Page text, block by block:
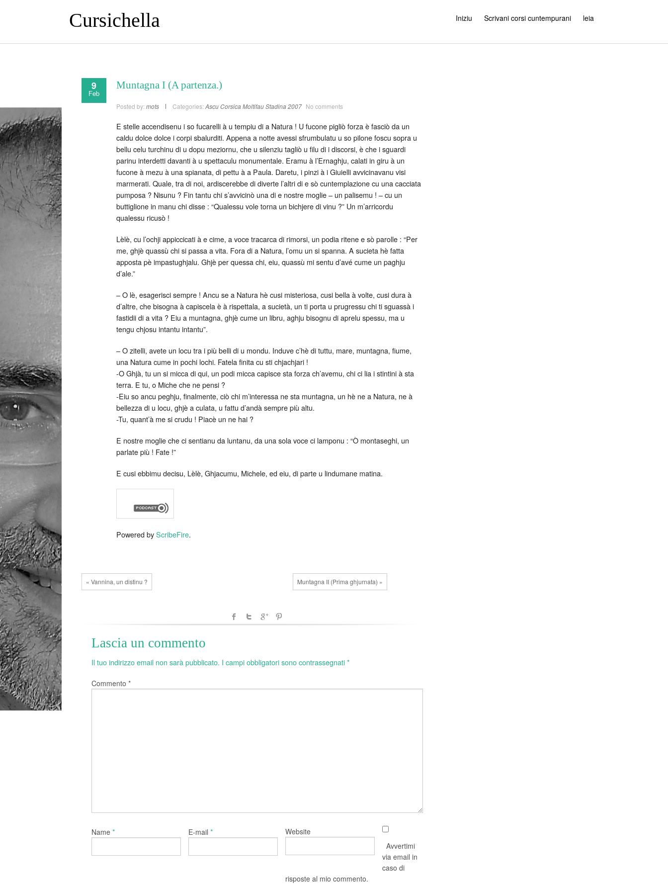
Cursichella Iniziu Scrivani corsi cuntempurani leia
9
Feb
Muntagna I (A partenza.)
Posted by: mots Categories: AscuCorsica MoltifauStadina 2007 No comments
E stelle accendisenu i so fucarelli à u tempiu di a Natura ! U fucone pigliò forza è fasciò da un
caldu dolce dolce i corpi sbalurditi. Appena a notte avessi sfrumbulatu u so pilone foscu sopra u
bellu celu turchinu di u dopu meziornu, che u silenziu tagliò u filu di i discorsi, è che i sguardi
parinu interdetti davanti à u spettaculu monumentale. Eramu à l’Ernaghju, calati in giru à un
fucone à mezu à una spianata, di pettu à a Paula. Daretu, i pinzi à i Giuielli avvicinavanu visi
marmerati. Quale, tra di noi, ardiscerebbe di diverte l’altri di e sò cuntemplazione cu una cacciata
pumposa ? Nisunu ? Fin tantu chi s’avvicinò una di e nostre moglie – un palisemu ! – cu un
buttiglione in manu chi disse : “Qualessu vole torna un bichjere di vinu ?” Un m’arricordu
qualessu ricusò !
Lèlè, cu l’ochji appiccicati à e cime, a voce tracarca di rimorsi, un podia ritene e sò parolle : “Per
me, ghjè quassù chi si passa a vita. Fora di a Natura, l’omu un si spanna. A sucieta hè fatta
apposta pè impastughjalu. Ghjè per quessa chi, eiu, quassù mi sentu d’avé cume un paghju
d’ale.”
– O lè, esagerisci sempre ! Ancu se a Natura hè cusi misteriosa, cusi bella à volte, cusi dura à
d’altre, che bisogna à capiscela è à rispettala, a sucietà, un ti porta u prugressu chi ti sguassà i
fastidii di a vita ? Eiu a muntagna, ghjè cume un libru, aghju bisognu di aprelu spessu, ma u
tengu chjosu intantu intantu”.
– O zitelli, avete un locu tra i più belli di u mondu. Induve c’hè di tuttu, mare, muntagna, fiume,
una Natura cume in pochi lochi. Fatela finita cu sti chjachjari !
-O Ghjà, tu un si micca di qui, un podi micca capisce sta forza ch’avemu, chi ci lia i stintini à sta
terra. E tu, o Miche che ne pensi ?
-Eiu so ancu peghju, finalmente, ciò chi m’interessa ne sta muntagna, un hè ne a Natura, ne à
bellezza di u locu, ghjè a culata, u fattu d’andà sempre più altu.
-Tu, quant’à me si crudu ! Piacè un ne hai ?
E nostre moglie che ci sentianu da luntanu, da una sola voce ci lamponu : “Ò montaseghi, un
parlate più ! Fate !”
E cusi ebbimu decisu, Lèlè, Ghjacumu, Michele, ed eiu, di parte u lindumane matina.
Powered byScribeFire.
« Vannina, un distinu ? Muntagna II (Prima ghjurnata) »
Lascia un commento
Il tuo indirizzo email non sarà pubblicato. I campi obbligatori sono contrassegnati*
Commento *
Name * E-mail *
Website
Avvertimi
via email in
caso di
risposte al mio commento.